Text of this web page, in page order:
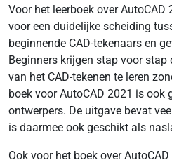
Voor het leerboek over
voor een duidelijke scheiding
beginnende CAD-tekenaars en
Beginners krijgen stap voor
van het CAD-tekenen te leren
boek voor AutoCAD 2021 is ook
ontwerpers. De uitgave bevat
is daarmee ook geschikt als
Ook voor het boek over